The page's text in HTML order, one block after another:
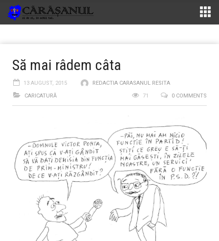
Să mai râdem câta
13 AUGUST, 2015
REDACTIA CARASANUL RESITA
CARICATURĂ
0 COMMENTS
71